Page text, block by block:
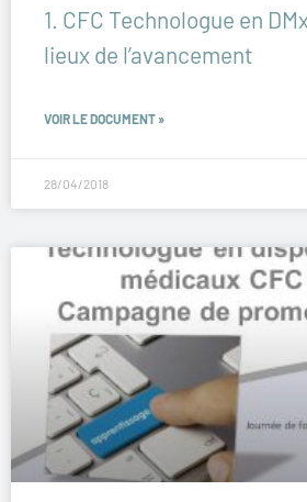
1. CFC Technologue en
lieux de l’avancement
VOIR LE DOCUMENT »
28/04/2018